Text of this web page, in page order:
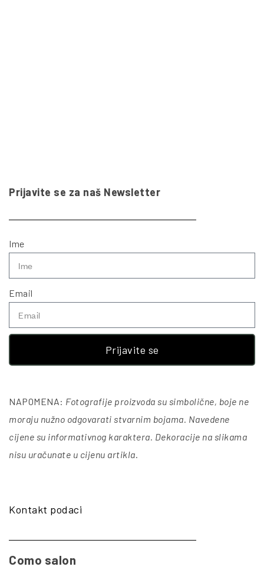
Prijavite se za naš Newsletter
Ime
Email
Prijavite se
NAPOMENA: Fotografije proizvoda su simbolične, boje ne
moraju nužno odgovarati stvarnim bojama. Navedene
cijene su informativnog karaktera. Dekoracije na slikama
nisu uračunate u cijenu artikla.
Kontakt podaci
Como salon